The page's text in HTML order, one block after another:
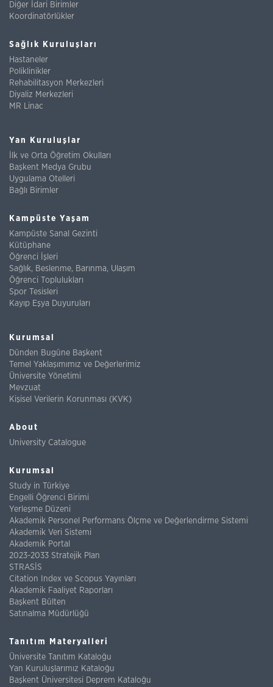
Diğer İdari Birimler
Koordinatörlükler
Sağlık Kuruluşları
Hastaneler
Poliklinikler
Rehabilitasyon Merkezleri
Diyaliz Merkezleri
MR Linac
Yan Kuruluşlar
İlk ve Orta Öğretim Okulları
Başkent Medya Grubu
Uygulama Otelleri
Bağlı Birimler
Kampüste Yaşam
Kampüste Sanal Gezinti
Kütüphane
Öğrenci İşleri
Sağlık, Beslenme, Barınma, Ulaşım
Öğrenci Toplulukları
Spor Tesisleri
Kayıp Eşya Duyuruları
Kurumsal
Dünden Bugüne Başkent
Temel Yaklaşımımız ve Değerlerimiz
Üniversite Yönetimi
Mevzuat
Kişisel Verilerin Korunması (KVK)
About
University Catalogue
Kurumsal
Study in Türkiye
Engelli Öğrenci Birimi
Yerleşme Düzeni
Akademik Personel Performans Ölçme ve Değerlendirme Sistemi
Akademik Veri Sistemi
Akademik Portal
2023-2033 Stratejik Plan
STRASİS
Citation Index ve Scopus Yayınları
Akademik Faaliyet Raporları
Başkent Bülten
Satınalma Müdürlüğü
Tanıtım Materyalleri
Üniversite Tanıtım Kataloğu
Yan Kuruluşlarımız Kataloğu
Başkent Üniversitesi Deprem Kataloğu